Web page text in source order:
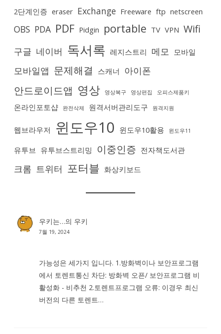
2단계인증 eraser Exchange Freeware ftp netscreen
OBS PDA PDF Pidgin portable TV VPN Wifi
구글 네이버 독서록 레지스트리 메모 모바일
모바일앱 문제해결 스캐너 아이폰
안드로이드앱 영상 영상복구 영상편집 오피스제품키
온라인포토샵 완전삭제 원격서버관리도구 원격지원
웹브라우저 윈도우10 윈도우10활용 윈도우11
유투브 유투브스트리밍 이중인증 전자책도서관
크롬 트위터 포터블 화상키보드
우키는…의 우키
7월 19, 2024
가능성은 세가지 입니다. 1.방화벽이나 보안프로그램
에서 토렌트통신 차단: 방화벽 오픈/ 보안프로그램 비
활성화 - 비추천 2.토렌트프로그램 오류: 이경우 최신
버전의 다른 토렌트…